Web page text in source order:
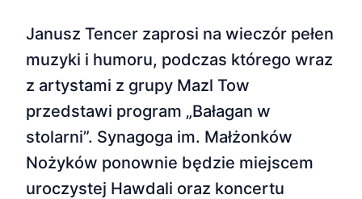
Janusz Tencer zaprosi na wieczór pełen
muzyki i humoru, podczas którego wraz
z artystami z grupy Mazl Tow
przedstawi program „Bałagan w
stolarni”. Synagoga im. Małżonków
Nożyków ponownie będzie miejscem
uroczystej Hawdali oraz koncertu